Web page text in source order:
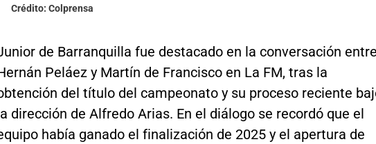
Crédito: Colprensa
de Barranquilla fue destacado en la conversación
Peláez y Martín de Francisco en La FM, tras la
del título del campeonato y su proceso reciente
dirección de Alfredo Arias. En el diálogo se recordó que el
había ganado el finalización de 2025 y el apertura de